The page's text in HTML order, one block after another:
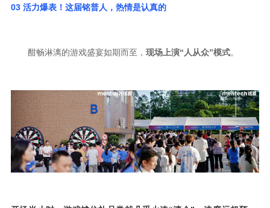
03 活力爆表！这届铭普人，热情是认真的
酣畅淋漓的游戏盛宴如期而至， 现场上演“人从众”模式。